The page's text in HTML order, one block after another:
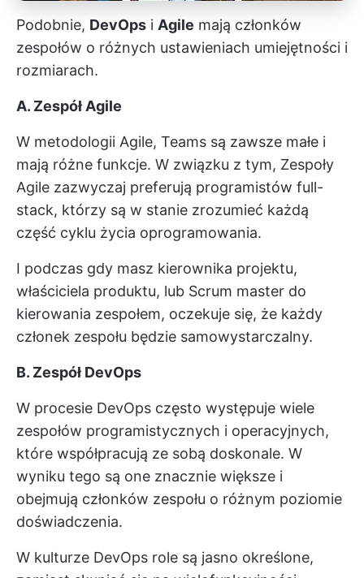
Podobnie, DevOps i Agile mają członków
zespołów o różnych ustawieniach umiejętności i
rozmiarach.
A. Zespół Agile
W metodologii Agile, Teams są zawsze małe i
mają różne funkcje. W związku z tym, Zespoły
Agile zazwyczaj preferują programistów full-
stack, którzy są w stanie zrozumieć każdą
część cyklu życia oprogramowania.
I podczas gdy masz kierownika projektu,
właściciela produktu, lub Scrum master do
kierowania zespołem, oczekuje się, że każdy
członek zespołu będzie samowystarczalny.
B. Zespół DevOps
W procesie DevOps często występuje wiele
zespołów programistycznych i operacyjnych,
które współpracują ze sobą doskonale. W
wyniku tego są one znacznie większe i
obejmują członków zespołu o różnym poziomie
doświadczenia.
W kulturze DevOps role są jasno określone,